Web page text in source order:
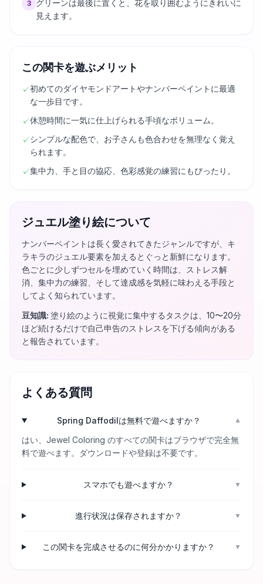
3
グリーンは最後に置くと、花を取り囲むようにきれいに
見えます。
この関卡を遊ぶメリット
✓初めてのダイヤモンドアートやナンバーペイントに最適
な一歩目です。
✓休憩時間に一気に仕上げられる手頃なボリューム。
✓シンプルな配色で、お子さんも色合わせを無理なく覚え
られます。
✓集中力、手と目の協応、色彩感覚の練習にもぴったり。
ジュエル塗り絵について
ナンバーペイントは長く愛されてきたジャンルですが、キ
ラキラのジュエル要素を加えるとぐっと新鮮になります。
色ごとに少しずつセルを埋めていく時間は、ストレス解
消、集中力の練習、そして達成感を気軽に味わえる手段と
してよく知られています。
豆知識: 塗り絵のように視覚に集中するタスクは、10〜20分
ほど続けるだけで自己申告のストレスを下げる傾向がある
と報告されています。
よくある質問
Spring Daffodilは無料で遊べますか？ ▼
はい、Jewel Coloring のすべての関卡はブラウザで完全無
料で遊べます。ダウンロードや登録は不要です。
スマホでも遊べますか？ ▼
進行状況は保存されますか？ ▼
この関卡を完成させるのに何分かかりますか？ ▼